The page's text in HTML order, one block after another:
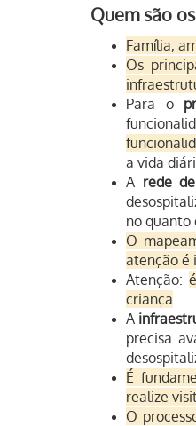
Quem são
Família,
Os
Para o
a vida
A rede
no quanto
O
atenção é
Atenção:
criança.
A
precisa
É
realize
O